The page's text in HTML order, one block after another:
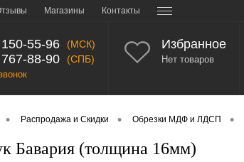
Магазины Контакты
55-96 (МСК)
88-90 (СПБ)
Избранное
Нет товаров
• Распродажа и Скидки • Обрезки МДФ и ЛДСП •
Бавария (толщина 16мм)